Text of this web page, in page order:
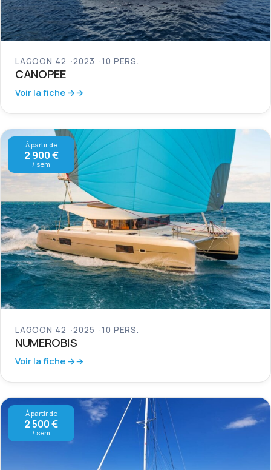
LAGOON 42 2023 10 PERS.
CANOPEE
Voir la fiche →
À partir de
2 900 €
/ sem
LAGOON 42 2025 10 PERS.
NUMEROBIS
Voir la fiche →
À partir de
2 500 €
/ sem